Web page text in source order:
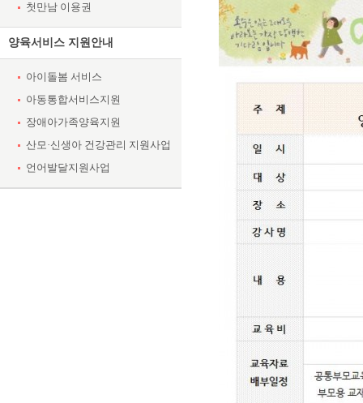
첫만남 이용권
양육서비스 지원안내
아이돌봄 서비스
아동통합서비스지원
장애아가족양육지원
산모·신생아 건강관리 지원사업
언어발달지원사업